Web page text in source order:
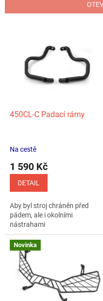
r
450CL‑C Padací rámy
Na cestě
1 590 Kč
DETAIL
Aby byl stroj chráněn před
pádem, ale i okolními
nástrahami
Novinka